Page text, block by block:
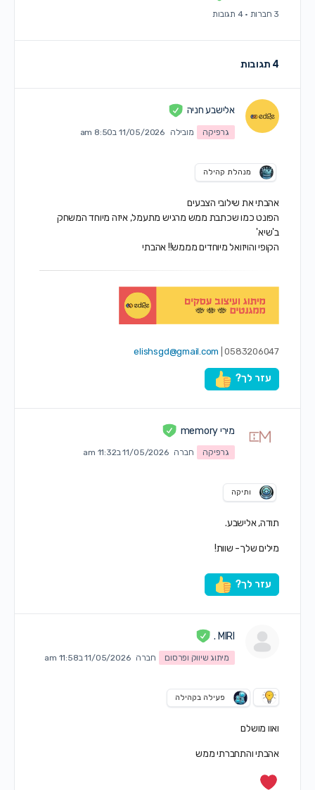
3 חברות
· 4 תגובות
4 תגובות
אלישבע חניה
גרפיקה מובילה 11/05/2026 ב8:50 am
מנהלת קהילה
אהבתי את שילובי הצבעים
הפונט כמו שכתבת ממש מרגיש מתעמל, איזה מיוחד המשחק
ב'שיא'
הקופי והויזואל מיוחדים מממש!! אהבתי
0583206047 |
elishsgd@gmail.com
עזר לך?
מירי memory
גרפיקה חברה 11/05/2026 ב11:32 am
ותיקה
תודה, אלישבע.
מילים שלך- שוות!
עזר לך?
MIRI .
מיתוג שיווק ופרסום חברה 11/05/2026 ב11:58 am
פעילה בקהילה
ואוו מושלם
אהבתי והתחברתי ממש